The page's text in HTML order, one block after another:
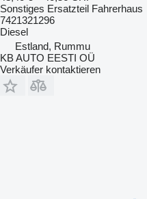
Sonstiges Ersatzteil Fahrerhaus
7421321296
Diesel
Estland, Rummu
KB AUTO EESTI OÜ
Verkäufer kontaktieren